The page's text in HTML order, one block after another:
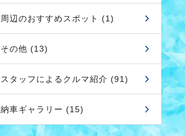
周辺のおすすめスポット (1)
その他 (13)
スタッフによるクルマ紹介 (91)
納車ギャラリー (15)